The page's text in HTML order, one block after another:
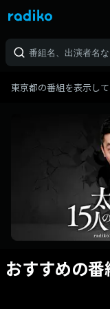
東京都の番組を表示し
おすすめの番